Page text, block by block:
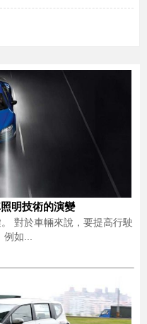
明技術的演變
對於車輛來說，要提高行駛
例如...